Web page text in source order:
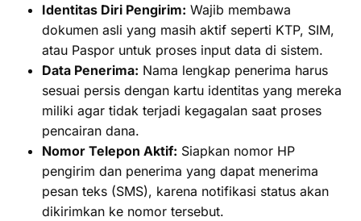
Identitas Diri Pengirim: Wajib membawa
dokumen asli yang masih aktif seperti KTP, SIM,
atau Paspor untuk proses input data di sistem.
Data Penerima: Nama lengkap penerima harus
sesuai persis dengan kartu identitas yang mereka
miliki agar tidak terjadi kegagalan saat proses
pencairan dana.
Nomor Telepon Aktif: Siapkan nomor HP
pengirim dan penerima yang dapat menerima
pesan teks (SMS), karena notifikasi status akan
dikirimkan ke nomor tersebut.